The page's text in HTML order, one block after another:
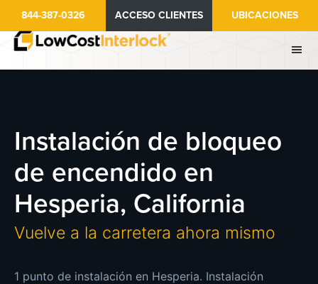
contenido
844-387-0326 ACCESO CLIENTES UBICACIONES
Instalación de bloqueo
de encendido en
Hesperia, California
Vuelve a la carretera ahora mismo
1 punto de instalación en Hesperia. Instalación